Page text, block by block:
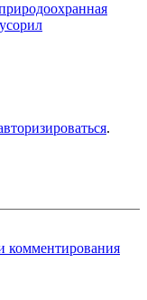
.
комментирования